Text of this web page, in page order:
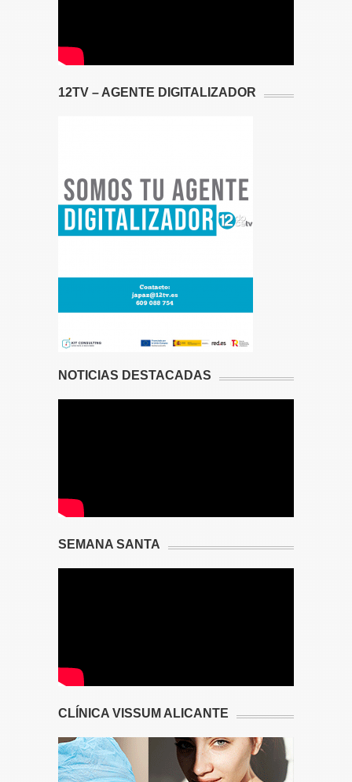
12TV – AGENTE DIGITALIZADOR
NOTICIAS DESTACADAS
SEMANA SANTA
CLÍNICA VISSUM ALICANTE